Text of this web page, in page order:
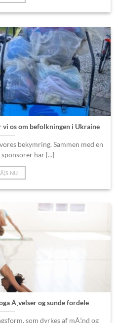
os om befolkningen i Ukraine
bekymring. Sammen med en
sponsorer har [...]
NU
Ã¸velser og sunde fordele
som dyrkes af mÃ¦nd og